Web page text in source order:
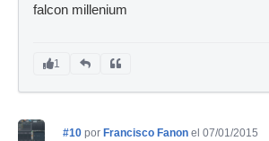
falcon millenium
1
#10 por Francisco Fanon el 07/01/2015